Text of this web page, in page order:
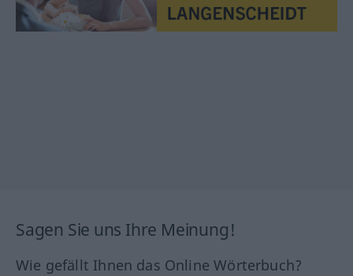
Sagen Sie uns Ihre Meinung!
Wie gefällt Ihnen das Online Wörterbuch?